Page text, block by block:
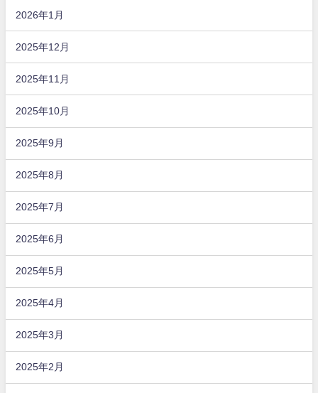
2026年1月
2025年12月
2025年11月
2025年10月
2025年9月
2025年8月
2025年7月
2025年6月
2025年5月
2025年4月
2025年3月
2025年2月